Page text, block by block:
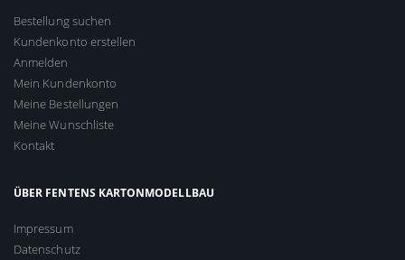
Bestellung suchen
Kundenkonto erstellen
Anmelden
Mein Kundenkonto
Meine Bestellungen
Meine Wunschliste
Kontakt
ÜBER FENTENS KARTONMODELLBAU
Impressum
Datenschutz